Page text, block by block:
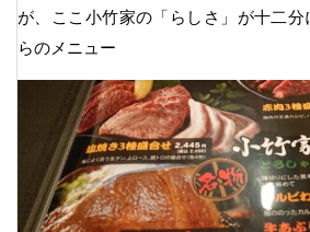
が、ここ小竹家の「らしさ」が十二
らのメニュー